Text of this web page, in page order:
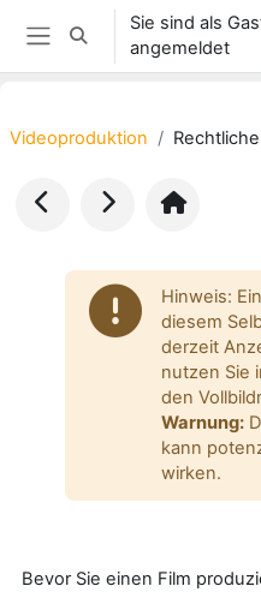
Zum Hauptinhalt
Website-Übersicht
Sucheingabe
Sie sind als
angemeldet
Videoproduktion
Hinweis:
diesem
derzeit
nutzen Sie
den
Warnung:
kann
wirken.
Bevor Sie einen Film